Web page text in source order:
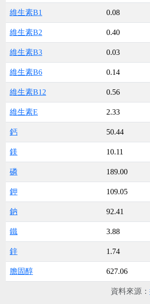
維生素B1 0.08
維生素B2 0.40
維生素B3 0.03
維生素B6 0.14
維生素B12 0.56
維生素E 2.33
鈣 50.44
鎂 10.11
磷 189.00
鉀 109.05
鈉 92.41
鐵 3.88
鋅 1.74
膽固醇 627.06
資料來源：